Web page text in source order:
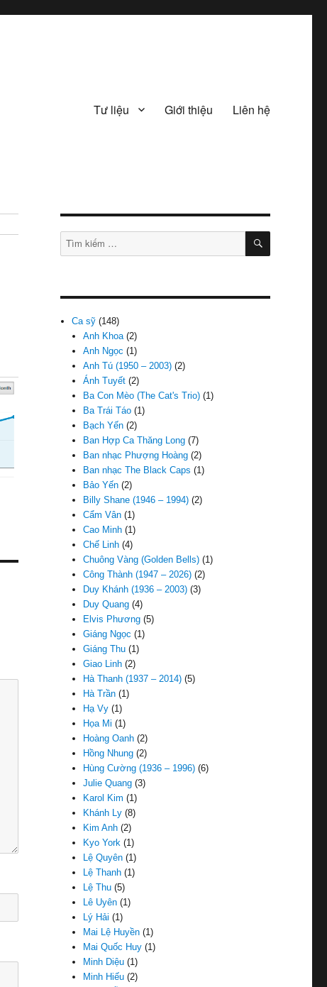
Tư liệu Giới thiệu Liên hệ
Tìm
kiếm:
TÌM
Ca sỹ (148)
Anh Khoa(2)
Anh Ngọc (1)
Anh Tú (1950 – 2003) (2)
Ánh Tuyết (2)
Ba Con Mèo (The Cat's Trio) (1)
Ba Trái Táo (1)
Bạch Yến (2)
Ban Hợp Ca Thăng Long (7)
Ban nhạc Phượng Hoàng (2)
Ban nhạc The Black Caps (1)
Bảo Yến (2)
Billy Shane (1946 – 1994) (2)
Cẩm Vân (1)
Cao Minh (1)
Chế Linh (4)
Chuông Vàng (Golden Bells) (1)
Công Thành (1947 – 2026) (2)
Duy Khánh (1936 – 2003) (3)
Duy Quang (4)
Elvis Phương (5)
Giáng Ngọc (1)
Giáng Thu (1)
Giao Linh (2)
Hà Thanh (1937 – 2014) (5)
Hà Trần (1)
Hạ Vy (1)
Họa Mi (1)
Hoàng Oanh (2)
Hồng Nhung (2)
Hùng Cường (1936 – 1996) (6)
Julie Quang (3)
Karol Kim (1)
Khánh Ly (8)
Kim Anh (2)
Kyo York (1)
Lệ Quyên (1)
Lệ Thanh (1)
Lệ Thu (5)
Lê Uyên (1)
Lý Hải (1)
Mai Lệ Huyền (1)
Mai Quốc Huy (1)
Minh Diệu (1)
Minh Hiếu (2)